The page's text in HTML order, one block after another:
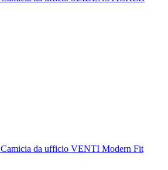
Camicia da ufficio VENTI Modern Fit